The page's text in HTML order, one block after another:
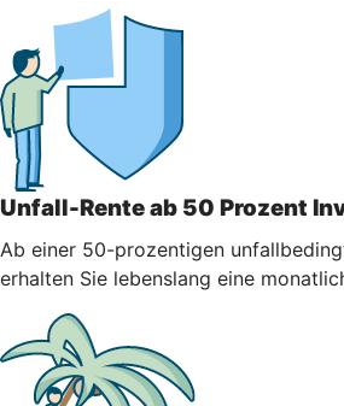
Unfall-Rente ab 50 Prozent
Ab einer 50-prozentigen
erhalten Sie lebenslang eine